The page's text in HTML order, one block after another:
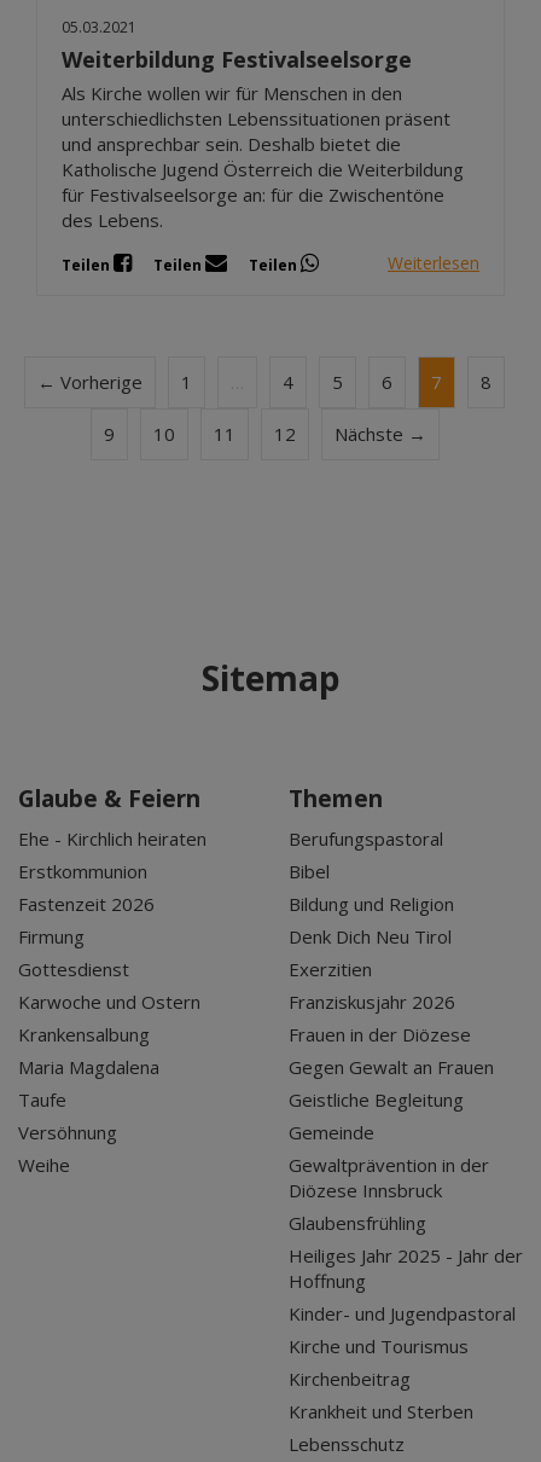
05.03.2021
Weiterbildung Festivalseelsorge
Als Kirche wollen wir für Menschen in den
unterschiedlichsten Lebenssituationen präsent
und ansprechbar sein. Deshalb bietet die
Katholische Jugend Österreich die Weiterbildung
für Festivalseelsorge an: für die Zwischentöne
des Lebens.
Teilen Teilen Teilen Weiterlesen
← Vorherige 1 4 5 6 7 8
9 10 11 12 Nächste →
Sitemap
Glaube & Feiern
Ehe - Kirchlich heiraten
Erstkommunion
Fastenzeit 2026
Firmung
Gottesdienst
Karwoche und Ostern
Krankensalbung
Maria Magdalena
Taufe
Versöhnung
Weihe
Themen
Berufungspastoral
Bibel
Bildung und Religion
Denk Dich Neu Tirol
Exerzitien
Franziskusjahr 2026
Frauen in der Diözese
Gegen Gewalt an Frauen
Geistliche Begleitung
Gemeinde
Gewaltprävention in der
Diözese Innsbruck
Glaubensfrühling
Heiliges Jahr 2025 - Jahr der
Hoffnung
Kinder- und Jugendpastoral
Kirche und Tourismus
Kirchenbeitrag
Krankheit und Sterben
Lebensschutz